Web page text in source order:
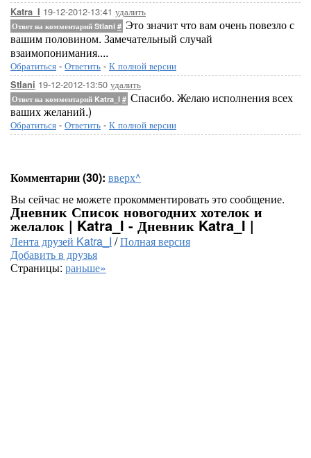
Katra_I 19-12-2012-13:41 удалить
Ответ на комментарий Stlani # Это значит что вам очень повезло с
вашим половином. Замечательный случай
взаимопонимания....
Обратиться - Ответить - К полной версии
Stlani 19-12-2012-13:50 удалить
Ответ на комментарий Katra_I # Спасибо. Желаю исполнения всех
ваших желаний.)
Обратиться - Ответить - К полной версии
Комментарии (30): вверх^
Вы сейчас не можете прокомментировать это сообщение.
Дневник Список новогодних хотелок и
желалок | Katra_I - Дневник Katra_I |
Лента друзей Katra_I /Полная версия
Добавить в друзья
Страницы: раньше»